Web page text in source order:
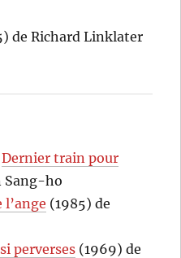
de Richard Linklater
Dernier train pour
Sang-ho
(1985) de
perverses (1969) de